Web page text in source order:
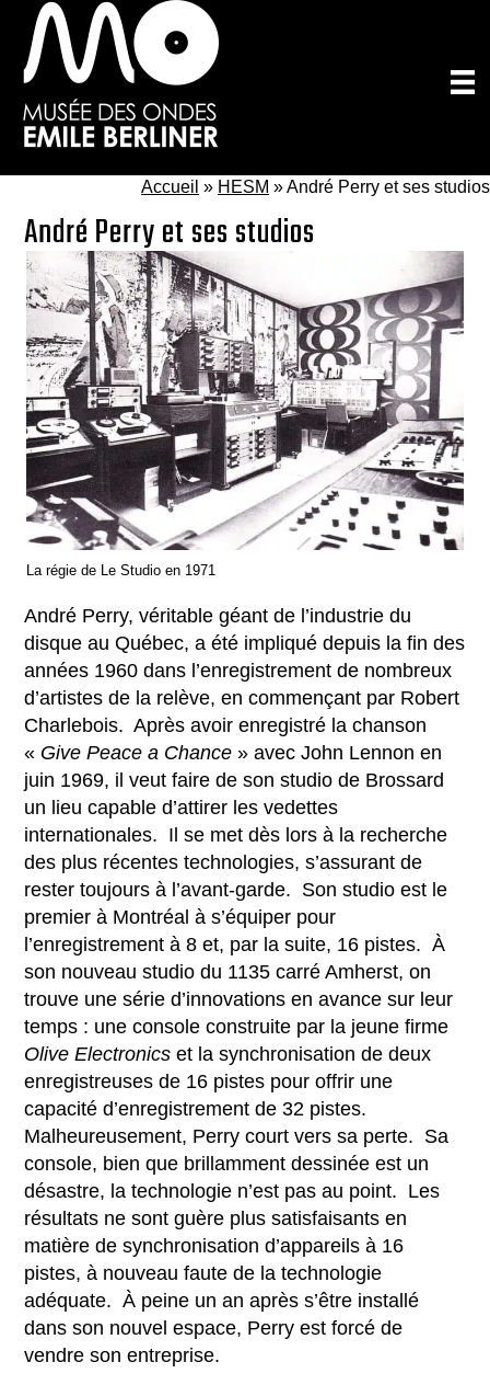
Passer
au
contenu
principal
Accueil » HESM »André Perry et ses studios
André Perry et ses studios
La régie de Le Studio en 1971
André Perry, véritable géant de l’industrie du
disque au Québec, a été impliqué depuis la fin des
années 1960 dans l’enregistrement de nombreux
d’artistes de la relève, en commençant par Robert
Charlebois. Après avoir enregistré la chanson
« Give Peace a Chance» avec John Lennon en
juin 1969, il veut faire de son studio de Brossard
un lieu capable d’attirer les vedettes
internationales. Il se met dès lors à la recherche
des plus récentes technologies, s’assurant de
rester toujours à l’avant-garde. Son studio est le
premier à Montréal à s’équiper pour
l’enregistrement à 8 et, par la suite, 16 pistes. À
son nouveau studio du 1135 carré Amherst, on
trouve une série d’innovations en avance sur leur
temps : une console construite par la jeune firme
Olive Electronics et la synchronisation de deux
enregistreuses de 16 pistes pour offrir une
capacité d’enregistrement de 32 pistes.
Malheureusement, Perry court vers sa perte. Sa
console, bien que brillamment dessinée est un
désastre, la technologie n’est pas au point. Les
résultats ne sont guère plus satisfaisants en
matière de synchronisation d’appareils à 16
pistes, à nouveau faute de la technologie
adéquate. À peine un an après s’être installé
dans son nouvel espace, Perry est forcé de
vendre son entreprise.